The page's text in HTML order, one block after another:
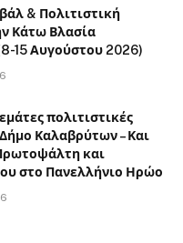
& Πολιτιστική
Κάτω Βλασία
15 Αυγούστου 2026)
πολιτιστικές
Καλαβρύτων – Και
και
στο Πανελλήνιο Ηρώο